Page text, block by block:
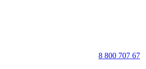
8 800 707 67